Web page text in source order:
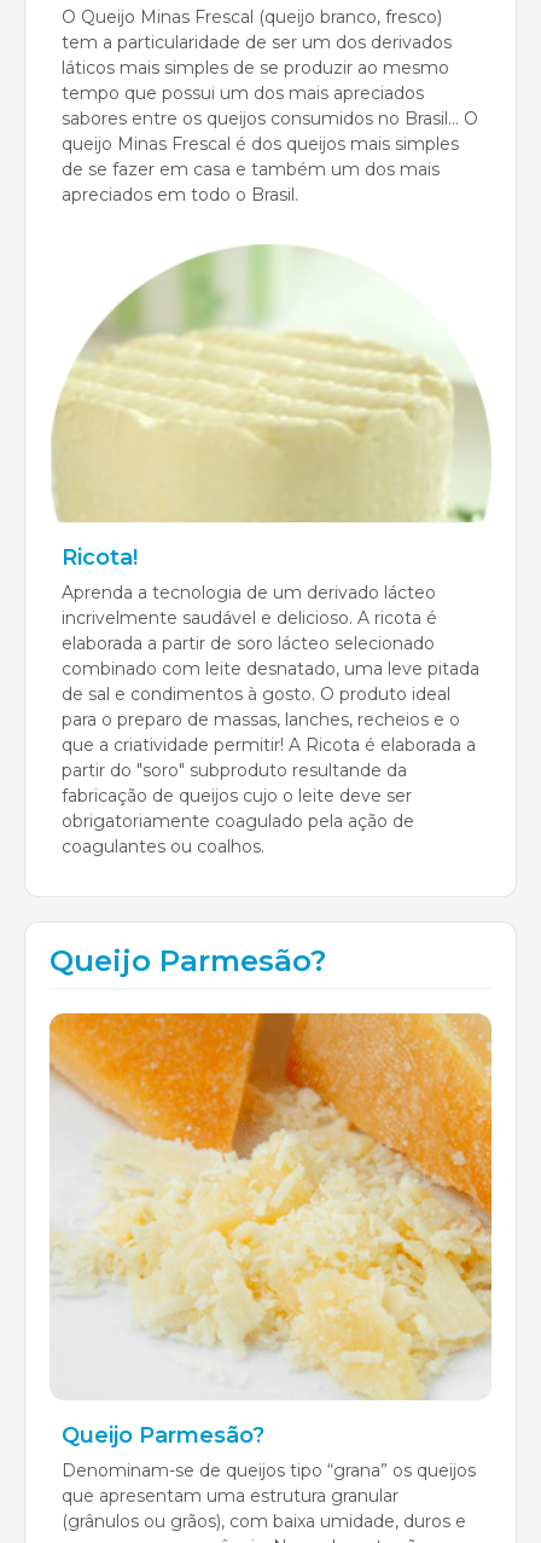
O Queijo Minas Frescal (queijo branco, fresco)
tem a particularidade de ser um dos derivados
láticos mais simples de se produzir ao mesmo
tempo que possui um dos mais apreciados
sabores entre os queijos consumidos no Brasil... O
queijo Minas Frescal é dos queijos mais simples
de se fazer em casa e também um dos mais
apreciados em todo o Brasil.
Ricota!
Aprenda a tecnologia de um derivado lácteo
incrivelmente saudável e delicioso. A ricota é
elaborada a partir de soro lácteo selecionado
combinado com leite desnatado, uma leve pitada
de sal e condimentos à gosto. O produto ideal
para o preparo de massas, lanches, recheios e o
que a criatividade permitir! A Ricota é elaborada a
partir do "soro" subproduto resultande da
fabricação de queijos cujo o leite deve ser
obrigatoriamente coagulado pela ação de
coagulantes ou coalhos.
Queijo Parmesão?
Queijo Parmesão?
Denominam-se de queijos tipo “grana” os queijos
que apresentam uma estrutura granular
(grânulos ou grãos), com baixa umidade, duros e